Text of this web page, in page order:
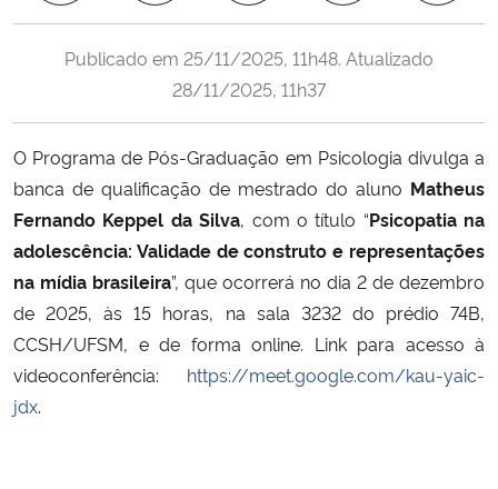
Ministério da Ciência, Tecnologia, Inovações e Comunicações
Ministério do Meio Ambiente
Ministério do Turismo
Ministério do Desenvolvimento Regional
Publicado em 25/11/2025, 11h48. Atualizado
28/11/2025, 11h37
O Programa de Pós-Graduação em Psicologia divulga a
banca de qualificação de mestrado do aluno Matheus
Fernando Keppel da Silva, com o título “Psicopatia na
adolescência: Validade de construto e representações
na mídia brasileira”, que ocorrerá no dia 2 de dezembro
de 2025, às 15 horas, na sala 3232 do prédio 74B,
CCSH/UFSM, e de forma online. Link para acesso à
videoconferência: https://meet.google.com/kau-yaic-
jdx.